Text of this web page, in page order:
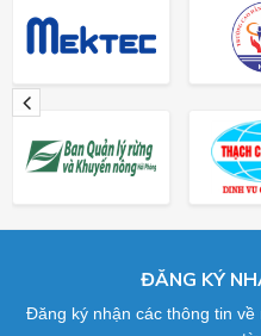
ĐĂNG KÝ
Đăng ký nhận các thông tin